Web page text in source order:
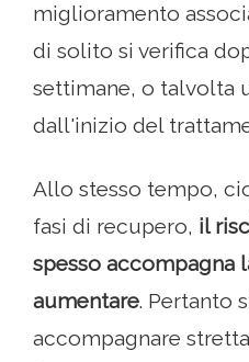
miglioramento
di solito si verifica
settimane, o talvolta
dall'inizio del
Allo stesso tempo,
fasi di recupero, il
spesso accompagna
aumentare. Pertanto
accompagnare